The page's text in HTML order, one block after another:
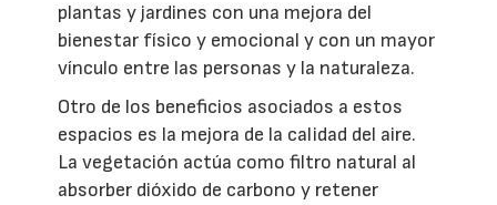
plantas y jardines con una mejora del
bienestar físico y emocional y con un mayor
vínculo entre las personas y la naturaleza.
Otro de los beneficios asociados a estos
espacios es la mejora de la calidad del aire.
La vegetación actúa como filtro natural al
absorber dióxido de carbono y retener